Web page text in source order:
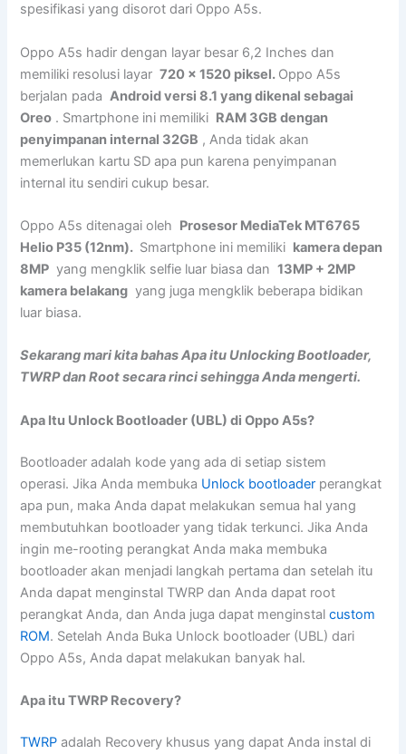
spesifikasi yang disorot dari Oppo A5s.
Oppo A5s hadir dengan layar besar 6,2 Inches dan
memiliki resolusi layar720 x 1520 piksel. Oppo A5s
berjalan padaAndroid versi 8.1 yang dikenal sebagai
Oreo . Smartphone ini memiliki RAM 3GB dengan
penyimpanan internal 32GB , Anda tidak akan
memerlukan kartu SD apa pun karena penyimpanan
internal itu sendiri cukup besar.
Oppo A5s ditenagai oleh Prosesor MediaTek MT6765
Helio P35 (12nm). Smartphone ini memiliki kamera depan
8MP yang mengklik selfie luar biasa dan13MP + 2MP
kamera belakang yang juga mengklik beberapa bidikan
luar biasa.
Sekarang mari kita bahas Apa itu Unlocking Bootloader,
TWRP dan Root secara rinci sehingga Anda mengerti.
Apa Itu Unlock Bootloader (UBL) di Oppo A5s?
Bootloader adalah kode yang ada di setiap sistem
operasi. Jika Anda membuka Unlock bootloader perangkat
apa pun, maka Anda dapat melakukan semua hal yang
membutuhkan bootloader yang tidak terkunci. Jika Anda
ingin me-rooting perangkat Anda maka membuka
bootloader akan menjadi langkah pertama dan setelah itu
Anda dapat menginstal TWRP dan Anda dapat root
perangkat Anda, dan Anda juga dapat menginstalcustom
ROM. Setelah Anda Buka Unlock bootloader (UBL) dari
Oppo A5s, Anda dapat melakukan banyak hal.
Apa itu TWRP Recovery?
TWRPadalah Recovery khusus yang dapat Anda instal di